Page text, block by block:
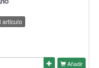
artículo
Añadir